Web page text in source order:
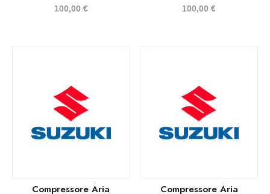
100,00 € 100,00€
Compressore Aria
Compressore Aria